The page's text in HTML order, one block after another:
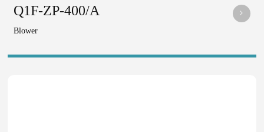
Q1F-ZP-400/A
Blower